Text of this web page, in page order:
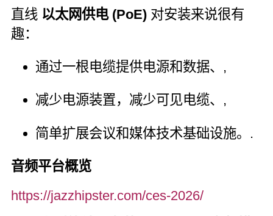
直线 以太网供电 (PoE) 对安装来说很有
趣：
通过一根电缆提供电源和数据、,
减少电源装置，减少可见电缆、,
简单扩展会议和媒体技术基础设施。.
音频平台概览
https://jazzhipster.com/ces-2026/